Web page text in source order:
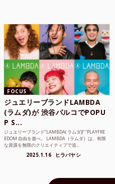
FOCUS
ジュエリーブランドLAMBDA
(ラムダ)が 渋谷パルコでPOPU
P S...
ジュエリーブランド“LAMBDA( ラムダ))” “PLAYFRE
EDOM 自由を遊べ。 LAMBDA（ラムダ）は、有限
な資源を無限のクリエイティブで追...
2025.1.16 ヒラバヤシ